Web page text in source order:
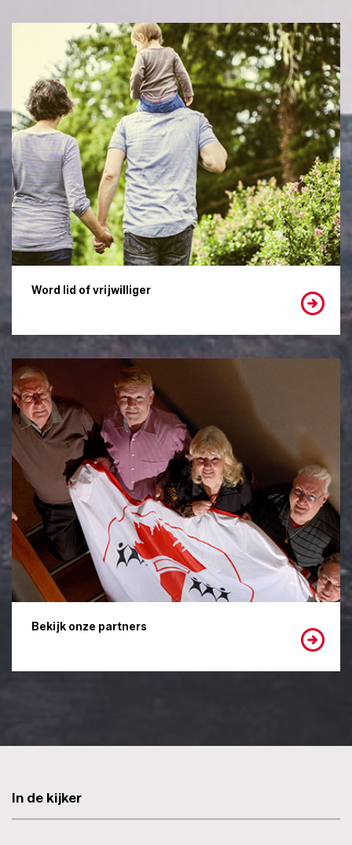
Word lid of vrijwilliger
Bekijk onze partners
In de kijker